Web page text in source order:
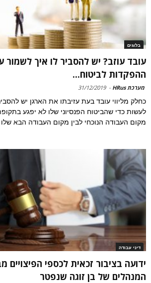
בלוגים
עובד עוזב? יש להסביר לו איך לשמור
ההפקדות לביטוח...
מערכת HRus -
31/12/2019
כחלק מליווי עובד בעת עזיבתו את הארגן יש
לעשות כדי שהביטוח הפנסיוני שלו לא יפגע
מקום העבודה הנוכחי לבין מקום העבודה הבא שלו
דיני עבודה
ידועה בציבור זכאית לכספי הפיצויים
המנהלים של בן זוגה שנפטר